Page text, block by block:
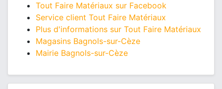
Tout Faire Matériaux sur Facebook
Service client Tout Faire Matériaux
Plus d'informations sur Tout Faire Matériaux
Magasins Bagnols-sur-Cèze
Mairie Bagnols-sur-Cèze